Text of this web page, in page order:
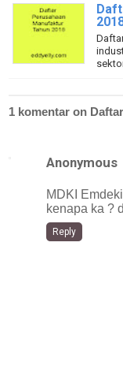
1 komentar on
Anonymous
MDKI
kenapa ka ?
Reply